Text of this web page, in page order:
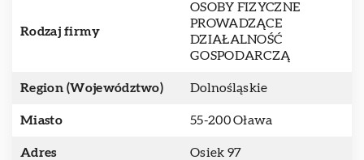
Rodzaj firmy
OSOBY FIZYCZNE
PROWADZĄCE
DZIAŁALNOŚĆ
GOSPODARCZĄ
Region (Województwo) Dolnośląskie
Miasto 55-200 Oława
Adres Osiek 97